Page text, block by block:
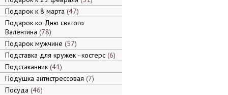
Подарок к 8 марта 47
Подарок ко Дню святого
Валентина 78
Подарок мужчине 57
Подставка для кружек - костерс 6
Подстаканник 41
Подушка антистрессовая 7
Посуда 46